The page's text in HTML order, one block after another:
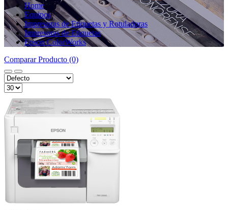
Home
Equipos
Impresoras de Etiquetas y Rotuladoras
Impresoras de Etiquetas
Epson ColorWorks
Comparar Producto (0)